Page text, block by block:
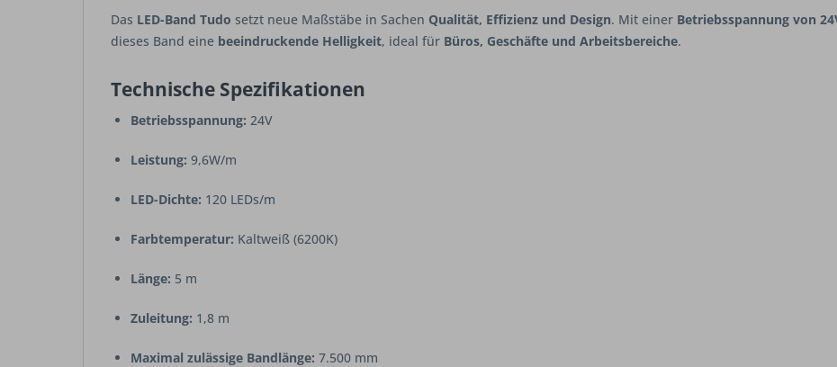
Das LED-Band Tudo setzt neue Maßstäbe in Sachen Qualität, Effizienz und Design. Mit einer Betriebsspannung von
dieses Band eine beeindruckende Helligkeit, ideal für Büros, Geschäfte und Arbeitsbereiche.
Technische Spezifikationen
Betriebsspannung: 24V
Leistung: 9,6W/m
LED-Dichte: 120 LEDs/m
Farbtemperatur: Kaltweiß (6200K)
Länge: 5 m
Zuleitung: 1,8 m
Maximal zulässige Bandlänge: 7.500 mm